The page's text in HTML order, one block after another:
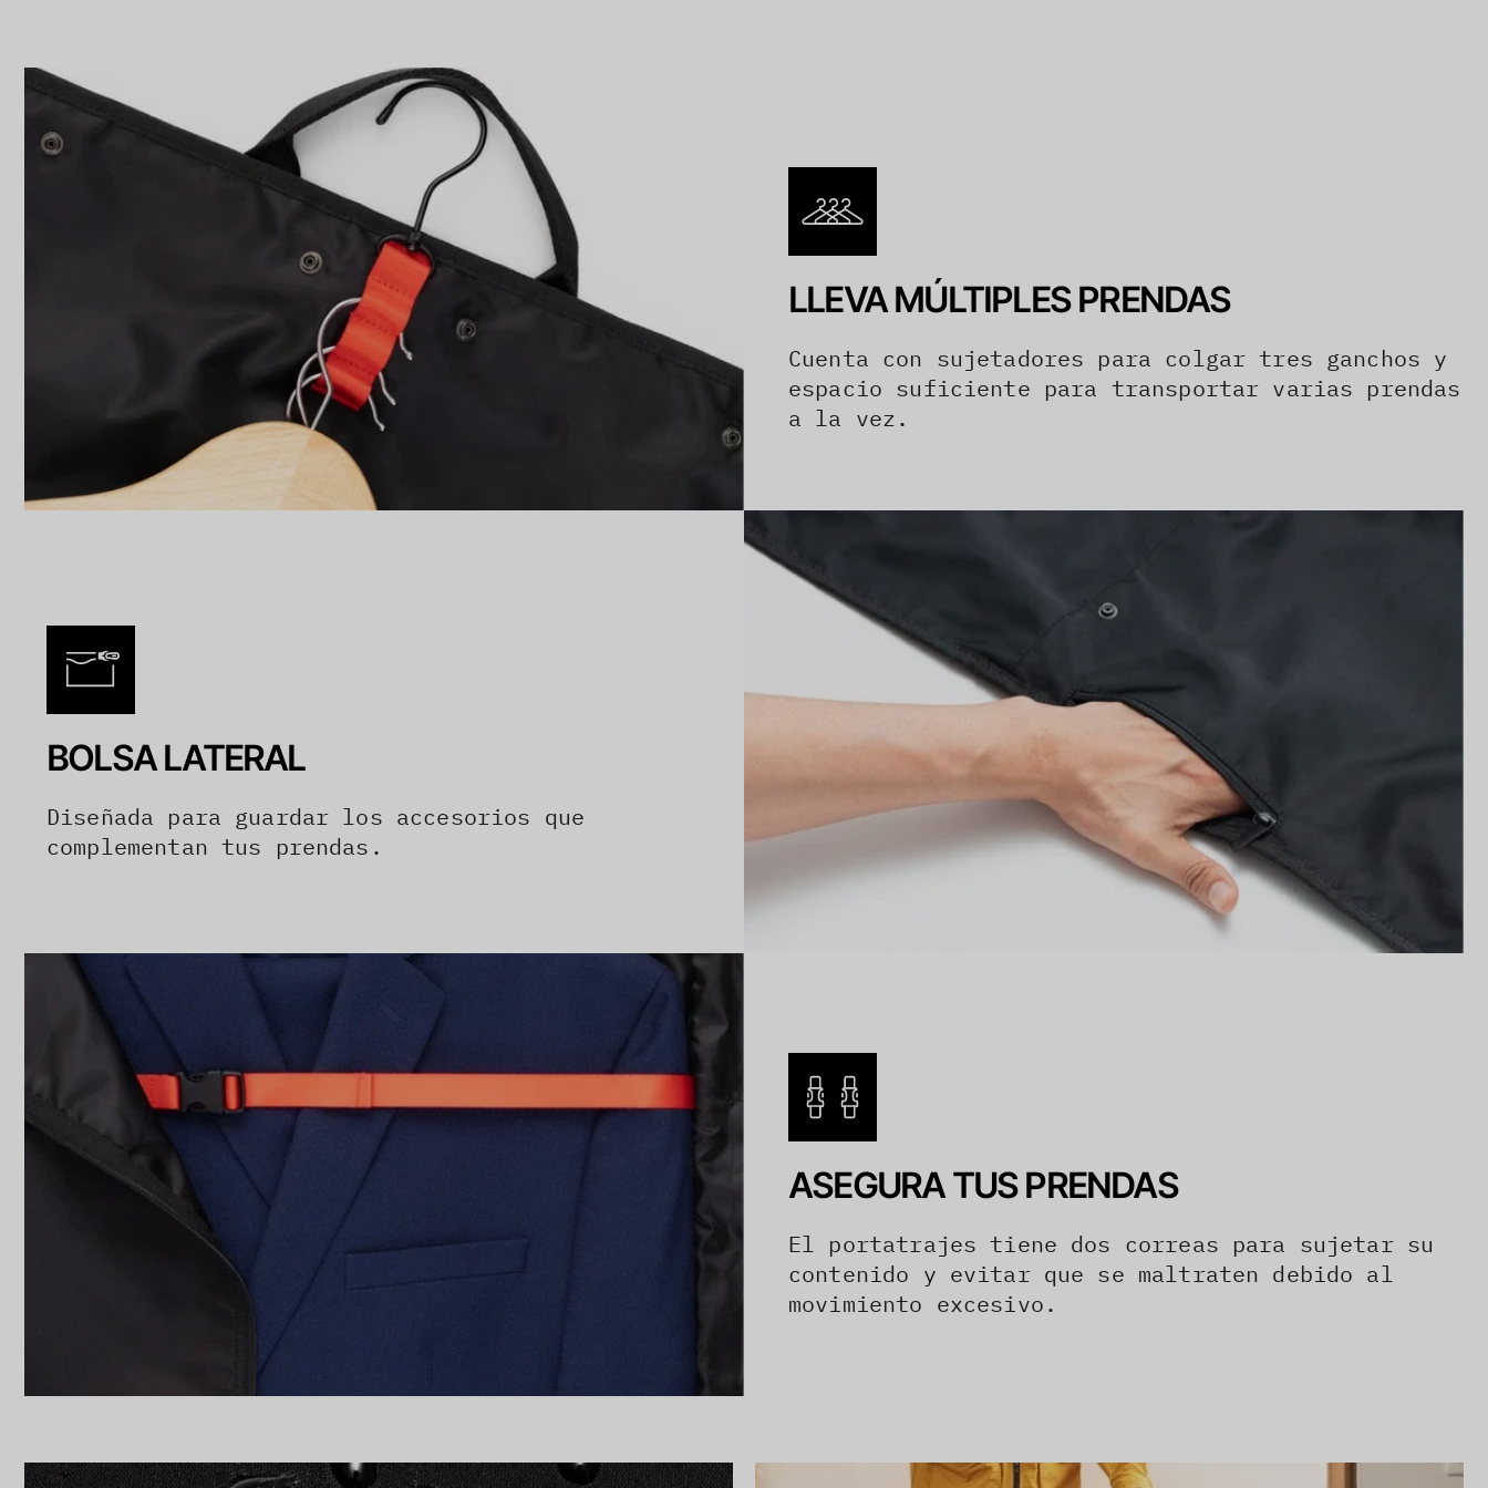
LLEVA MÚLTIPLES PRENDAS
Cuenta con sujetadores para colgar tres ganchos y
espacio suficiente para transportar varias prendas
a la vez.
BOLSA LATERAL
Diseñada para guardar los accesorios que
complementan tus prendas.
ASEGURA TUS PRENDAS
El portatrajes tiene dos correas para sujetar su
contenido y evitar que se maltraten debido al
movimiento excesivo.